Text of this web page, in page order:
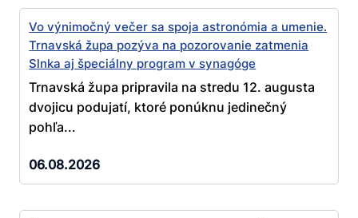
Vo výnimočný večer sa spoja astronómia a umenie.
Trnavská župa pozýva na pozorovanie zatmenia
Slnka aj špeciálny program v synagóge
Trnavská župa pripravila na stredu 12. augusta
dvojicu podujatí, ktoré ponúknu jedinečný
pohľa...
06.08.2026